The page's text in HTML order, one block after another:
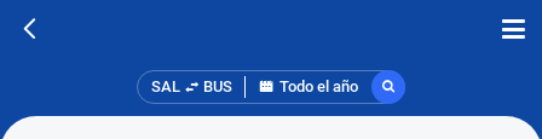
SAL BUS Todo el año